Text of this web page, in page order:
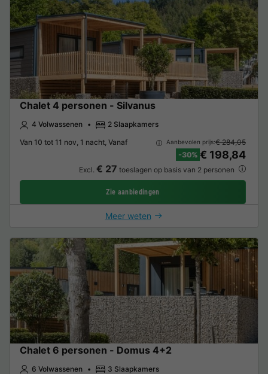
Chalet 4 personen - Silvanus
4 Volwassenen
2 Slaapkamers
Van 10 tot 11 nov, 1 nacht, Vanaf
Aanbevolen prijs:€ 284,05
-30% € 198,84
Excl. € 27 toeslagen op basis van 2 personen
Zie aanbiedingen
Meer weten
Chalet 6 personen - Domus 4+2
6 Volwassenen
3 Slaapkamers